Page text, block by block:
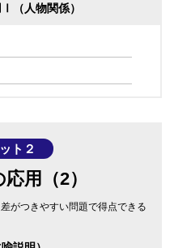
（人物関係）
ト２
用（2）
がつきやすい問題で得点できる